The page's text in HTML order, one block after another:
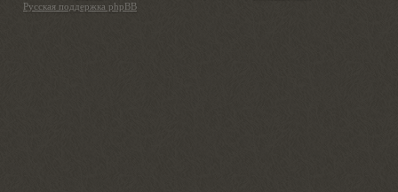
Русская поддержка phpBB